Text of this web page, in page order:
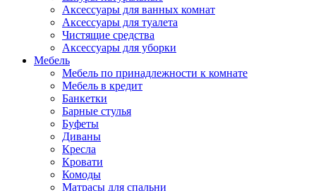
Аксессуары для ванных комнат
Аксессуары для туалета
Чистящие средства
Аксессуары для уборки
Мебель
Мебель по принадлежности к комнате
Мебель в кредит
Банкетки
Барные стулья
Буфеты
Диваны
Кресла
Кровати
Комоды
Матрасы для спальни